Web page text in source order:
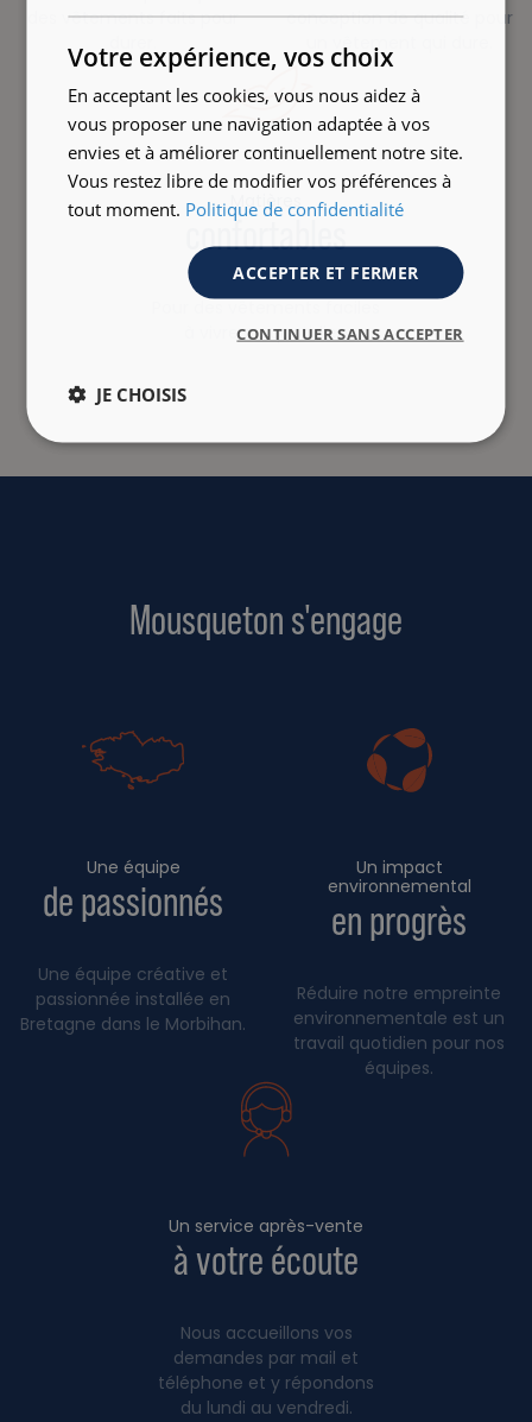
des vêtements faits pour
conception de qualité pour
un vêtement qui dure.
Matières
confortables
à vivre au quotidien
Mousqueton s'engage
Une équipe
de passionnés
Une équipe créative et
passionnée installée en
Bretagne dans le Morbihan.
Un impact
environnemental
en progrès
Réduire notre empreinte
environnementale est un
travail quotidien pour nos
équipes.
Un service après-vente
à votre écoute
Nous accueillons vos
demandes par mail et
téléphone et y répondons
du lundi au vendredi.
Votre expérience, vos choix
En acceptant les cookies, vous nous aidez à
vous proposer une navigation adaptée à vos
envies et à améliorer continuellement notre site.
Vous restez libre de modifier vos préférences à
tout moment. Politique de confidentialité
ACCEPTER ET FERMER
CONTINUER SANS ACCEPTER
JE CHOISIS